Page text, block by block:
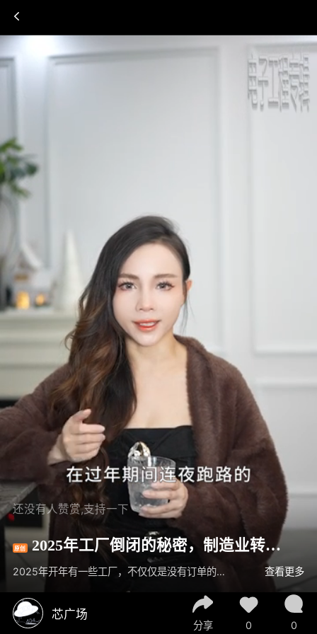
还没有人赞赏,支持一下
原创 2025年工厂倒闭的秘密，制造业转型
更替周期影响需求。
2025年开年有一些工厂，不仅仅是没有订单的问题了，他们甚至连开工都开不了。还出现了有些工厂的老板在过年期间连夜跑路的，开年不见老板踪影的。剩下些员工跟房东在工厂外面吵吵闹闹的。 查看更多
芯广场
分享 0 0